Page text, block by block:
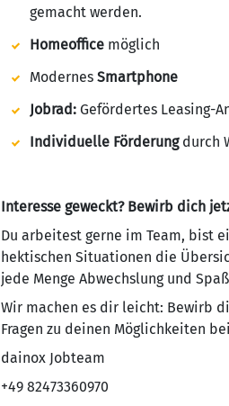
gemacht werden.
Homeoffice möglich
Modernes Smartphone
Jobrad: Gefördertes Leasing-
Individuelle Förderungdurch
Interesse geweckt? Bewirb dich
Du arbeitest gerne im Team, bist
hektischen Situationen die
jede Menge Abwechslung und
Wir machen es dir leicht: Bewirb
Fragen zu deinen Möglichkeiten
dainox Jobteam
+49 82473360970